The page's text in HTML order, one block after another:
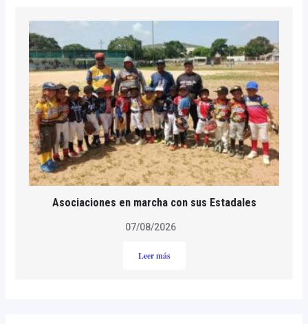
Asociaciones en marcha con sus Estadales
07/08/2026
Leer más